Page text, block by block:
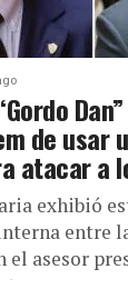
de usar
atacar a
exhibió
entre
el asesor